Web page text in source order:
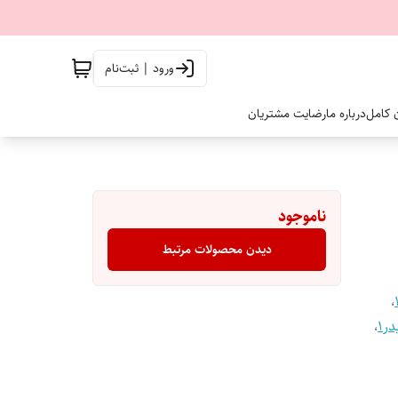
ورود | ثبت‌نام
کاملدرباره مارضایت مشتریان
،
،
ناموجود
دیدن محصولات مرتبط